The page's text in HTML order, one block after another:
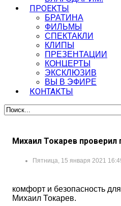
ПРОЕКТЫ
БРАТИНА
ФИЛЬМЫ
СПЕКТАКЛИ
КЛИПЫ
ПРЕЗЕНТАЦИИ
КОНЦЕРТЫ
ЭКСКЛЮЗИВ
ВЫ В ЭФИРЕ
КОНТАКТЫ
Михаил Токарев
Пятница, 15 января 2021
комфорт и безопасность
Михаил Токарев.